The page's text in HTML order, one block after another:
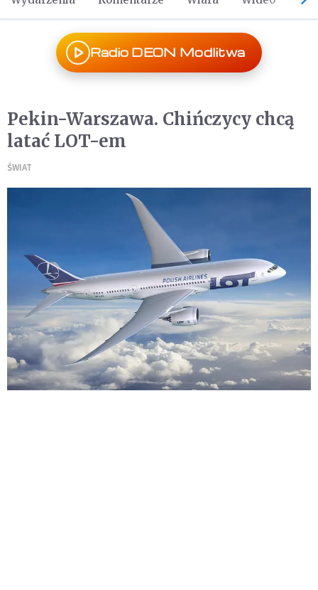
Radio DEON Modlitwa
Pekin-Warszawa. Chińczycy chcą
latać LOT-em
ŚWIAT